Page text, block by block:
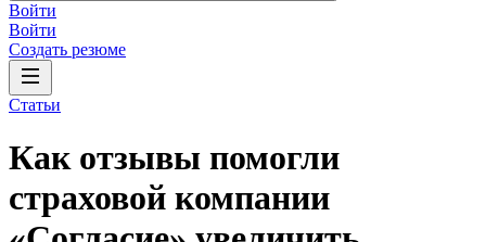
Войти
Войти
Создать резюме
Статьи
Как отзывы помогли
страховой компании